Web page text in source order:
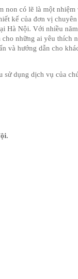
non có lẽ là một
kế của đơn vị
Hà Nội. Với nhiều
những ai yêu thích
và hướng dẫn cho
sử dụng dịch vụ của